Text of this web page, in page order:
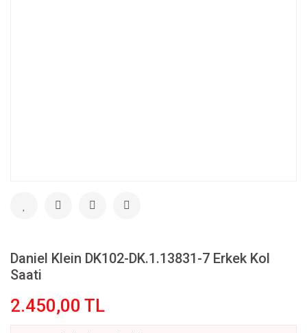
Daniel Klein DK102-DK.1.13831-7 Erkek Kol
Saati
2.450,00 TL